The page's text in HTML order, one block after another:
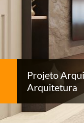
Projeto
Arquitetura